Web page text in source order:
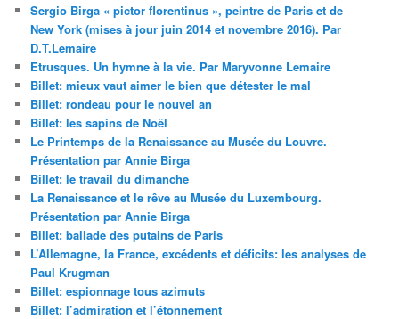
Sergio Birga « pictor florentinus », peintre de Paris et de
New York (mises à jour juin 2014 et novembre 2016). Par
D.T.Lemaire
Etrusques. Un hymne à la vie. Par Maryvonne Lemaire
Billet: mieux vaut aimer le bien que détester le mal
Billet: rondeau pour le nouvel an
Billet: les sapins de Noël
Le Printemps de la Renaissance au Musée du Louvre.
Présentation par Annie Birga
Billet: le travail du dimanche
La Renaissance et le rêve au Musée du Luxembourg.
Présentation par Annie Birga
Billet: ballade des putains de Paris
L’Allemagne, la France, excédents et déficits: les analyses de
Paul Krugman
Billet: espionnage tous azimuts
Billet: l’admiration et l’étonnement